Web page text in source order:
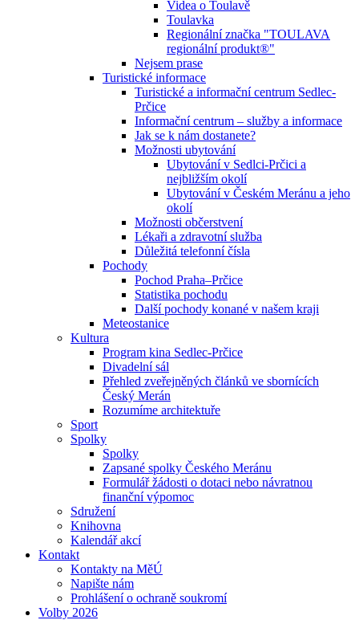
Videa o Toulavě
Toulavka
Regionální značka "TOULAVA
regionální produkt®"
Nejsem prase
Turistické informace
Turistické a informační centrum Sedlec-
Prčice
Informační centrum – služby a informace
Jak se k nám dostanete?
Možnosti ubytování
Ubytování v Sedlci-Prčici a
nejbližším okolí
Ubytování v Českém Meránu a jeho
okolí
Možnosti občerstvení
Lékaři a zdravotní služba
Důležitá telefonní čísla
Pochody
Pochod Praha–Prčice
Statistika pochodu
Další pochody konané v našem kraji
Meteostanice
Kultura
Program kina Sedlec-Prčice
Divadelní sál
Přehled zveřejněných článků ve sbornících
Český Merán
Rozumíme architektuře
Sport
Spolky
Spolky
Zapsané spolky Českého Meránu
Formulář žádosti o dotaci nebo návratnou
finanční výpomoc
Sdružení
Knihovna
Kalendář akcí
Kontakt
Kontakty na MěÚ
Napište nám
Prohlášení o ochraně soukromí
Volby 2026